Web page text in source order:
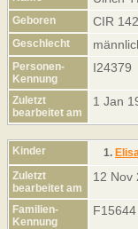
Geboren CIR
Geschlecht
Personen-
Kennung
I24379
Zuletzt
bearbeitet am
1 Jan
Kinder 1.
Zuletzt
bearbeitet am
12 Nov
Familien-
Kennung
F15644